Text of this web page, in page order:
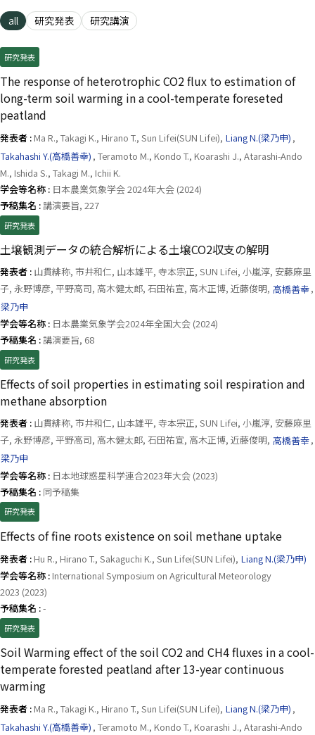
all 研究発表 研究講演
研究発表
The response of heterotrophic CO2 flux to estimation of
long-term soil warming in a cool-temperate foreseted
peatland
発表者 : Ma R., Takagi K., Hirano T., Sun Lifei(SUN Lifei), Liang N.(梁乃申) ,
Takahashi Y.(高橋善幸) , Teramoto M., Kondo T., Koarashi J., Atarashi-Ando
M., Ishida S., Takagi M., Ichii K.
学会等名称 : 日本農業気象学会 2024年大会 (2024)
予稿集名 :講演要旨, 227
研究発表
土壌観測データの統合解析による土壌CO2収支の解明
発表者 : 山貫緋称, 市井和仁, 山本雄平, 寺本宗正, SUN Lifei, 小嵐淳, 安藤麻里
子, 永野博彦, 平野高司, 高木健太郎, 石田祐宣, 高木正博, 近藤俊明, 高橋善幸,
梁乃申
学会等名称 : 日本農業気象学会2024年全国大会 (2024)
予稿集名 :講演要旨, 68
研究発表
Effects of soil properties in estimating soil respiration and
methane absorption
発表者 : 山貫緋称, 市井和仁, 山本雄平, 寺本宗正, SUN Lifei, 小嵐淳, 安藤麻里
子, 永野博彦, 平野高司, 高木健太郎, 石田祐宣, 高木正博, 近藤俊明, 高橋善幸,
梁乃申
学会等名称 : 日本地球惑星科学連合2023年大会 (2023)
予稿集名 : 同予稿集
研究発表
Effects of fine roots existence on soil methane uptake
発表者 : Hu R., Hirano T., Sakaguchi K., Sun Lifei(SUN Lifei), Liang N.(梁乃申)
学会等名称 : International Symposium on Agricultural Meteorology
2023 (2023)
予稿集名 :-
研究発表
Soil Warming effect of the soil CO2 and CH4 fluxes in a cool-
temperate forested peatland after 13-year continuous
warming
発表者 : Ma R., Takagi K., Hirano T., Sun Lifei(SUN Lifei), Liang N.(梁乃申) ,
Takahashi Y.(高橋善幸) , Teramoto M., Kondo T., Koarashi J., Atarashi-Ando